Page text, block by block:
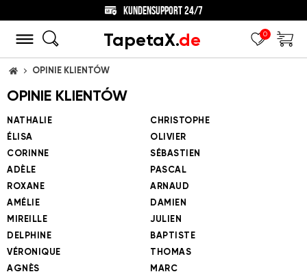
KUNDENSUPPORT 24/7
TapetaX.de 0
STARTSEITE
OPINIE KLIENTÓW
OPINIE KLIENTÓW
NATHALIE
CHRISTOPHE
ÉLISA
OLIVIER
CORINNE
SÉBASTIEN
ADÈLE
PASCAL
ROXANE
ARNAUD
AMÉLIE
DAMIEN
MIREILLE
JULIEN
DELPHINE
BAPTISTE
VÉRONIQUE
THOMAS
AGNÈS
MARC